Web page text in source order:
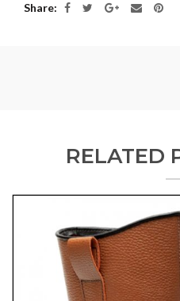
Share
RELATED